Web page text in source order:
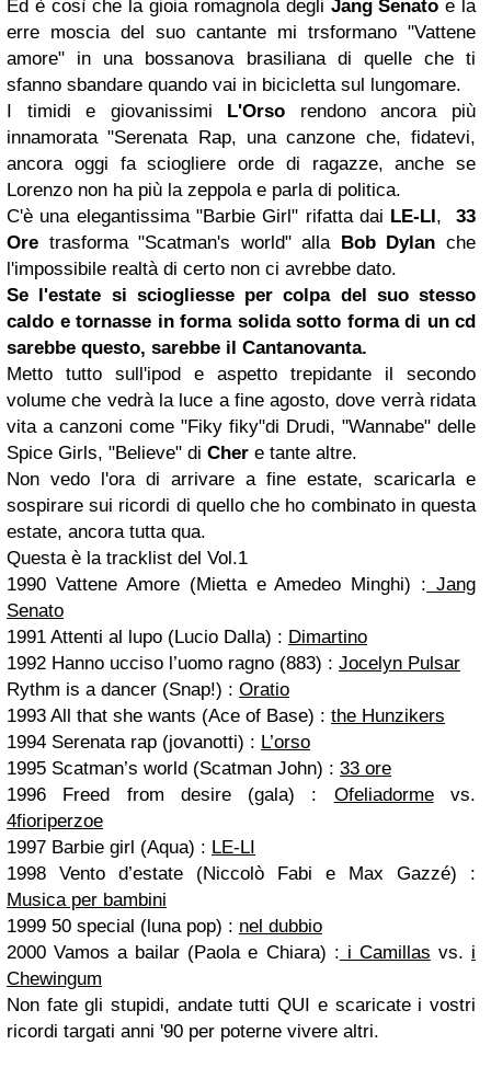
Ed è così che la gioia romagnola degli Jang Senato e la
erre moscia del suo cantante mi trsformano "Vattene
amore" in una bossanova brasiliana di quelle che ti
sfanno sbandare quando vai in bicicletta sul lungomare.
I timidi e giovanissimi L'Orso rendono ancora più
innamorata "Serenata Rap, una canzone che, fidatevi,
ancora oggi fa sciogliere orde di ragazze, anche se
Lorenzo non ha più la zeppola e parla di politica.
C'è una elegantissima "Barbie Girl" rifatta dai LE-LI,33
Ore trasforma "Scatman's world" alla Bob Dylan che
l'impossibile realtà di certo non ci avrebbe dato.
Se l'estate si sciogliesse per colpa del suo stesso
caldo e tornasse in forma solida sotto forma di un cd
sarebbe questo, sarebbe il Cantanovanta.
Metto tutto sull'ipod e aspetto trepidante il secondo
volume che vedrà la luce a fine agosto, dove verrà ridata
vita a canzoni come "Fiky fiky"di Drudi, "Wannabe" delle
Spice Girls, "Believe" di Cher e tante altre.
Non vedo l'ora di arrivare a fine estate, scaricarla e
sospirare sui ricordi di quello che ho combinato in questa
estate, ancora tutta qua.
Questa è la tracklist del Vol.1
1990 Vattene Amore (Mietta e Amedeo Minghi) : Jang
Senato
1991 Attenti al lupo (Lucio Dalla) : Dimartino
1992 Hanno ucciso l’uomo ragno (883) : Jocelyn Pulsar
Rythm is a dancer (Snap!) : Oratio
1993 All that she wants (Ace of Base) : the Hunzikers
1994 Serenata rap (jovanotti) : L’orso
1995 Scatman’s world (Scatman John) : 33 ore
1996 Freed from desire (gala) : Ofeliadormevs.
4fioriperzoe
1997 Barbie girl (Aqua) : LE-LI
1998 Vento d’estate (Niccolò Fabi e Max Gazzé) :
Musica per bambini
1999 50 special (luna pop) : nel dubbio
2000 Vamos a bailar (Paola e Chiara) : i Camillas vs. i
Chewingum
Non fate gli stupidi, andate tuttiQUI e scaricate i vostri
ricordi targati anni '90 per poterne vivere altri.